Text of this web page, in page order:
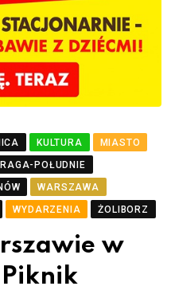
KULTURA
MIASTO
POŁUDNIE
WARSZAWA
WYDARZENIA ŻOLIBORZ
w